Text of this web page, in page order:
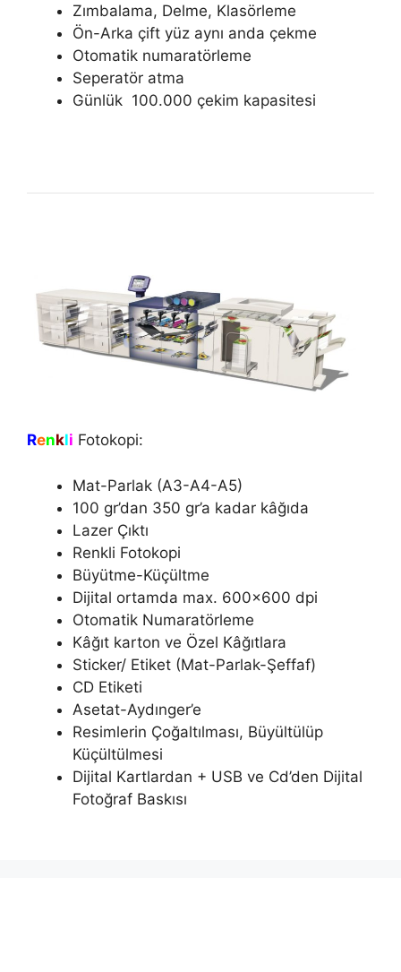
Zımbalama, Delme, Klasörleme
Ön-Arka çift yüz aynı anda çekme
Otomatik numaratörleme
Seperatör atma
Günlük 100.000 çekim kapasitesi
Renkli Fotokopi:
Mat-Parlak (A3-A4-A5)
100 gr’dan 350 gr’a kadar kâğıda
Lazer Çıktı
Renkli Fotokopi
Büyütme-Küçültme
Dijital ortamda max. 600×600 dpi
Otomatik Numaratörleme
Kâğıt karton ve Özel Kâğıtlara
Sticker/ Etiket (Mat-Parlak-Şeffaf)
CD Etiketi
Asetat-Aydınger’e
Resimlerin Çoğaltılması, Büyültülüp
Küçültülmesi
Dijital Kartlardan + USB ve Cd’den Dijital
Fotoğraf Baskısı